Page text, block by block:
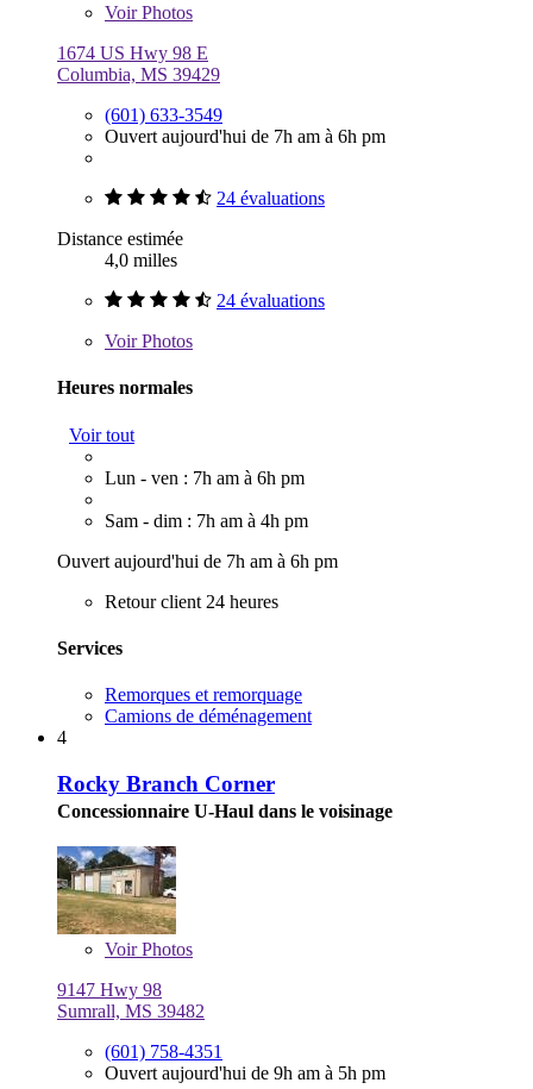
VoirPhotos
1674 US Hwy 98 E
Columbia, MS 39429
(601) 633-3549
Ouvert aujourd'hui de 7h am à 6h pm
24 évaluations
Distance estimée
4,0 milles
24 évaluations
VoirPhotos
Heures normales
Voir tout
Lun - ven : 7h am à 6h pm
Sam - dim : 7h am à 4h pm
Ouvert aujourd'hui de 7h am à 6h pm
Retour client 24 heures
Services
Remorques et remorquage
Camions de déménagement
4
Rocky Branch Corner
Concessionnaire U-Haul dans le voisinage
VoirPhotos
9147 Hwy 98
Sumrall, MS 39482
(601) 758-4351
Ouvert aujourd'hui de 9h am à 5h pm